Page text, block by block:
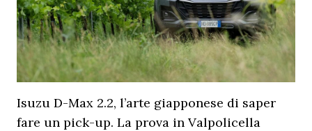
Isuzu D-Max 2.2, l’arte giapponese di saper
fare un pick-up. La prova in Valpolicella